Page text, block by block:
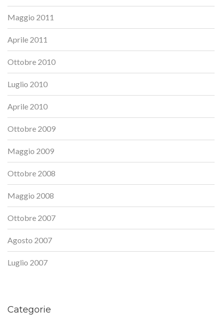
Maggio 2011
Aprile 2011
Ottobre 2010
Luglio 2010
Aprile 2010
Ottobre 2009
Maggio 2009
Ottobre 2008
Maggio 2008
Ottobre 2007
Agosto 2007
Luglio 2007
Categorie